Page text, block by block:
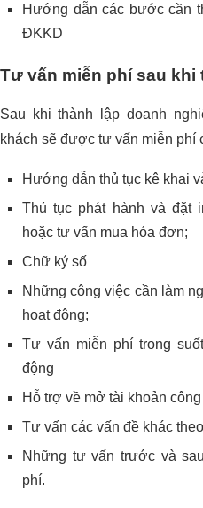
Hướng dẫn các bước cần
ĐKKD
Tư vấn miễn phí sau khi
Sau khi thành lập doanh
khách sẽ được tư vấn miễn phí
Hướng dẫn thủ tục kê khai
Thủ tục phát hành và đặt
hoặc tư vấn mua hóa đơn;
Chữ ký số
Những công việc cần làm
hoạt động;
Tư vấn miễn phí trong
động
Hỗ trợ về mở tài khoản
Tư vấn các vấn đề khác
Những tư vấn trước và
phí.